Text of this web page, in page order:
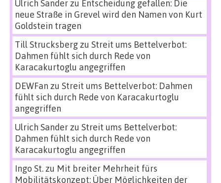
Ulrich Sanderzu Entscheidung gefallen: Die
neue Straße in Grevel wird den Namen von Kurt
Goldstein tragen
Till Strucksbergzu Streit ums Bettelverbot:
Dahmen fühlt sich durch Rede von
Karacakurtoglu angegriffen
DEWFan zu Streit ums Bettelverbot: Dahmen
fühlt sich durch Rede von Karacakurtoglu
angegriffen
Ulrich Sanderzu Streit ums Bettelverbot:
Dahmen fühlt sich durch Rede von
Karacakurtoglu angegriffen
Ingo St.zu Mit breiter Mehrheit fürs
Mobilitätskonzept: Über Möglichkeiten der